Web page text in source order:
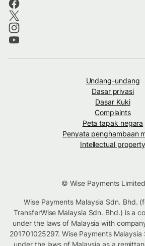
Undang-undang
Dasar privasi
Dasar Kuki
Complaints
Peta tapak negara
Penyata penghambaan
Intellectual property
© Wise Payments
Wise Payments Malaysia Sdn. Bhd.
TransferWise Malaysia Sdn. Bhd.) is a
under the laws of Malaysia with
201701025297. Wise Payments
under the laws of Malaysia as a